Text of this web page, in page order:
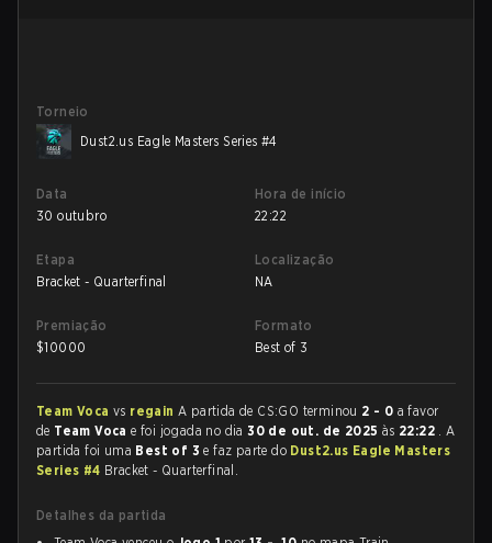
Torneio
Dust2.us Eagle Masters Series #4
Data
30 outubro
Hora de início
22:22
Etapa
Bracket - Quarterfinal
Localização
NA
Premiação
$10000
Formato
Best of 3
Team Voca vs regainA partida de CS:GO terminou 2 - 0 a favor
de Team Vocae foi jogada no dia30 de out. de 2025 às 22:22 . A
partida foi uma Best of 3e faz parte do Dust2.us Eagle Masters
Series #4 Bracket - Quarterfinal.
Detalhes da partida